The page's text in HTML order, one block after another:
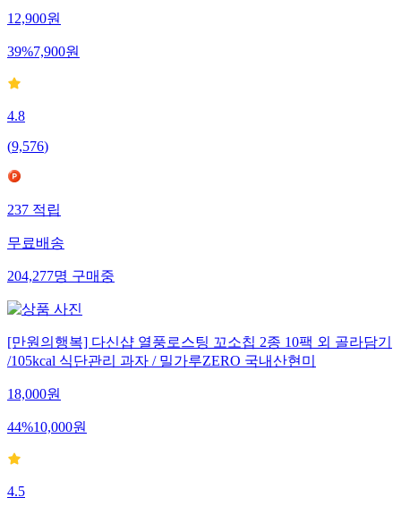
12,900원
39%7,900원
4.8
(9,576)
237 적립
무료배송
204,277명 구매중
[만원의행복] 다신샵 열풍로스팅 꼬소칩 2종 10팩 외 골라담기
/105kcal 식단관리 과자 / 밀가루ZERO 국내산현미
18,000원
44%10,000원
4.5